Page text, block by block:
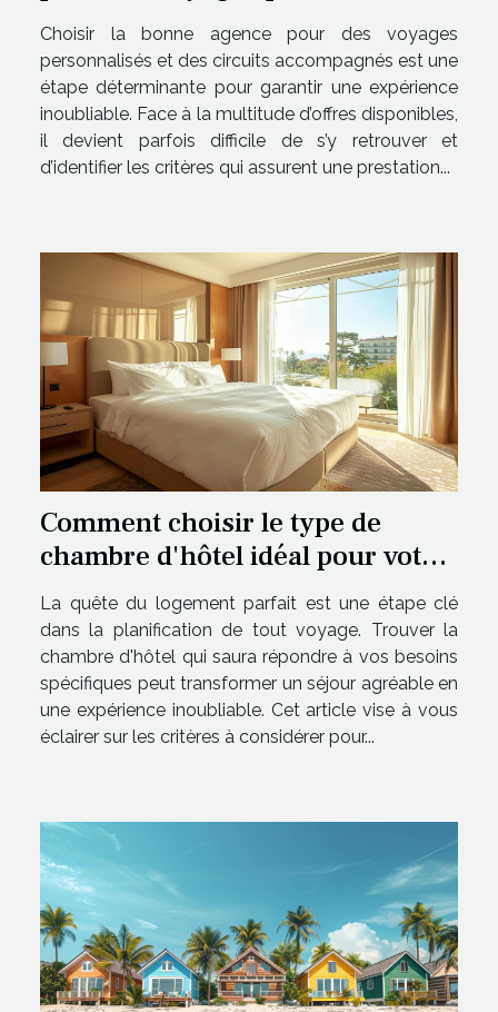
et des circuits accompagnés ?
Choisir la bonne agence pour des voyages
personnalisés et des circuits accompagnés est une
étape déterminante pour garantir une expérience
inoubliable. Face à la multitude d’offres disponibles,
il devient parfois difficile de s’y retrouver et
d’identifier les critères qui assurent une prestation...
Comment choisir le type de
chambre d'hôtel idéal pour votre
séjour
La quête du logement parfait est une étape clé
dans la planification de tout voyage. Trouver la
chambre d'hôtel qui saura répondre à vos besoins
spécifiques peut transformer un séjour agréable en
une expérience inoubliable. Cet article vise à vous
éclairer sur les critères à considérer pour...